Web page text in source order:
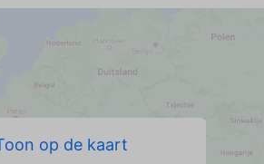
op de kaart